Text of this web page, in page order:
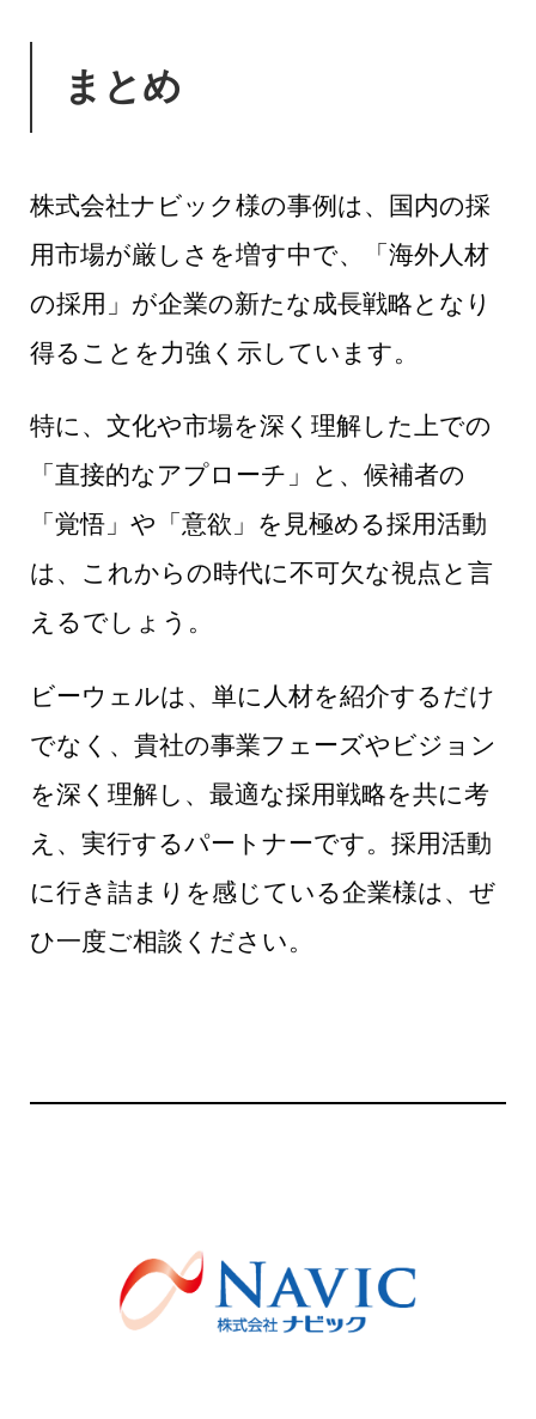
まとめ
株式会社ナビック様の事例は、国内の採
用市場が厳しさを増す中で、「海外人材
の採用」が企業の新たな成長戦略となり
得ることを力強く示しています。
特に、文化や市場を深く理解した上での
「直接的なアプローチ」と、候補者の
「覚悟」や「意欲」を見極める採用活動
は、これからの時代に不可欠な視点と言
えるでしょう。
ビーウェルは、単に人材を紹介するだけ
でなく、貴社の事業フェーズやビジョン
を深く理解し、最適な採用戦略を共に考
え、実行するパートナーです。採用活動
に行き詰まりを感じている企業様は、ぜ
ひ一度ご相談ください。